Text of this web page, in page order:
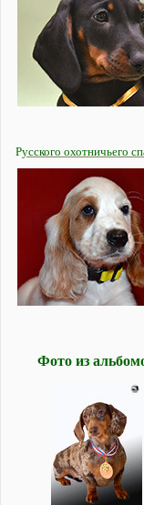
Русского охотничьего
Фото из